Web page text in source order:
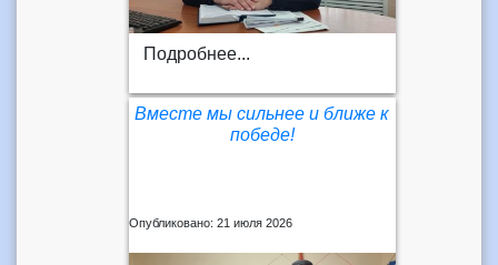
Подробнее...
Вместе мы сильнее и ближе к
победе!
Опубликовано: 21 июля 2026